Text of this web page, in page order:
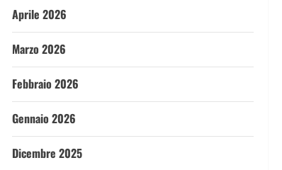
Aprile 2026
Marzo 2026
Febbraio 2026
Gennaio 2026
Dicembre 2025